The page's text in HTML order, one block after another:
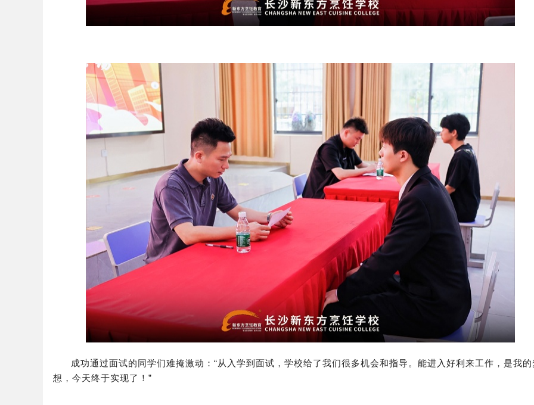
成功通过面试的同学们难掩激动：“从入学到面试，学校给了我们很多机会和指导。能进入好利来工作，是我
想，今天终于实现了！”